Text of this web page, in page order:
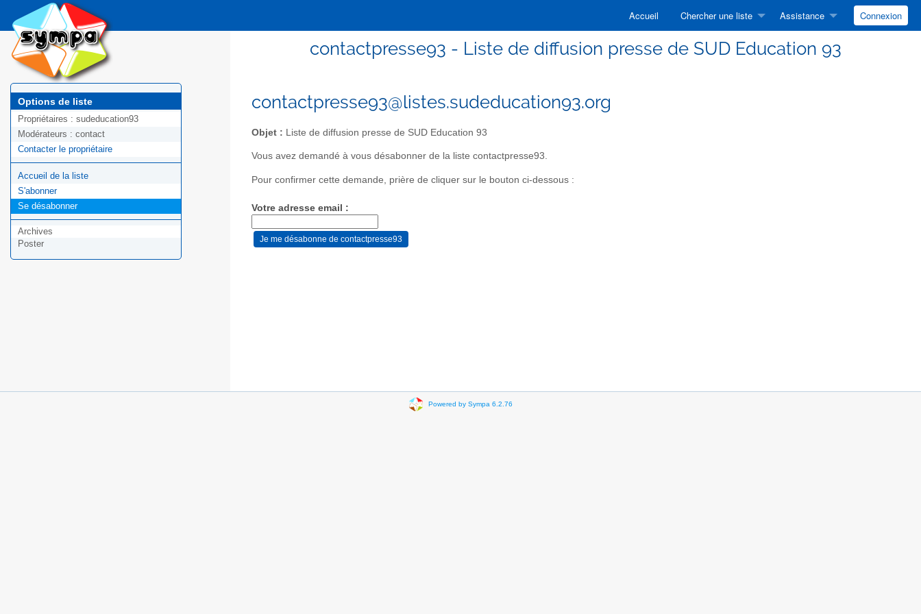
Accueil Chercher une liste Assistance Connexion
contactpresse93 - Liste de diffusion presse de SUD Education 93
Options de liste
Propriétaires : sudeducation93
Modérateurs : contact
Contacter le propriétaire
Accueil de la liste
S'abonner
Se désabonner
Archives
Poster
contactpresse93@listes.sudeducation93.org
Objet : Liste de diffusion presse de SUD Education 93
Vous avez demandé à vous désabonner de la liste contactpresse93.
Pour confirmer cette demande, prière de cliquer sur le bouton ci-dessous :
Votre adresse email :
Powered by Sympa 6.2.76